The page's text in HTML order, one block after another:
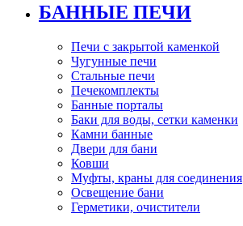
БАННЫЕ ПЕЧИ
Печи с закрытой каменкой
Чугунные печи
Стальные печи
Печекомплекты
Банные порталы
Баки для воды, сетки каменки
Камни банные
Двери для бани
Ковши
Муфты, краны для соединения
Освещение бани
Герметики, очистители